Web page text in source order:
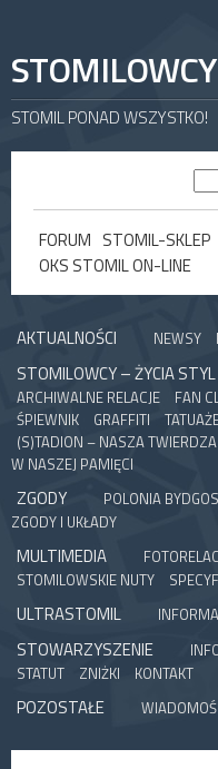
STOMILOWCY
STOMIL PONAD WSZYSTKO!
FORUM STOMIL-SKLEP
OKS STOMIL ON-LINE
AKTUALNOŚCI NEWSY
STOMILOWCY – ŻYCIA STYL
ARCHIWALNE RELACJE
FAN
ŚPIEWNIK
GRAFFITI
(S)TADION – NASZA
W NASZEJ PAMIĘCI
ZGODY POLONIA
ZGODY I UKŁADY
MULTIMEDIA
STOMILOWSKIE NUTY
ULTRASTOMIL
STOWARZYSZENIE
STATUT
ZNIŻKI KONTAKT
POZOSTAŁE